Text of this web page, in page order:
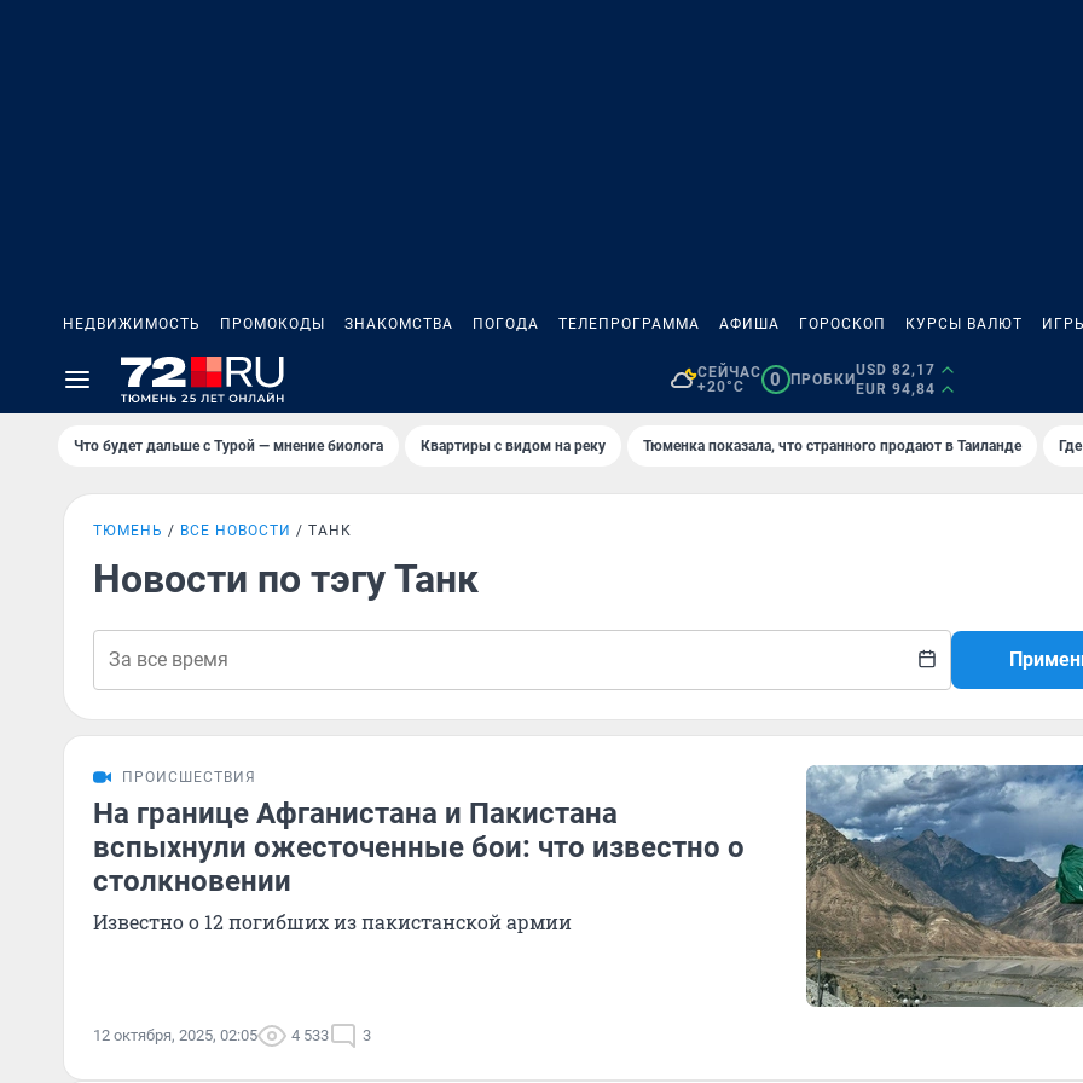
НЕДВИЖИМОСТЬ ПРОМОКОДЫ ЗНАКОМСТВА ПОГОДА ТЕЛЕПРОГРАММА АФИША ГОРОСКОП КУРСЫ ВАЛЮТ
СЕЙЧАС
+20°C
0 ПРОБКИ
USD 82,17
EUR 94,84
Что будет дальше с Турой — мнение биолога Квартиры с видом на реку Тюменка показала, что странного продают в Таиланде
ТЮМЕНЬ ВСЕ НОВОСТИ ТАНК
Новости по тэгу Танк
ПРОИСШЕСТВИЯ
На границе Афганистана и Пакистана
вспыхнули ожесточенные бои: что известно о
столкновении
Известно о 12 погибших из пакистанской армии
12 октября, 2025, 02:05 4 533 3